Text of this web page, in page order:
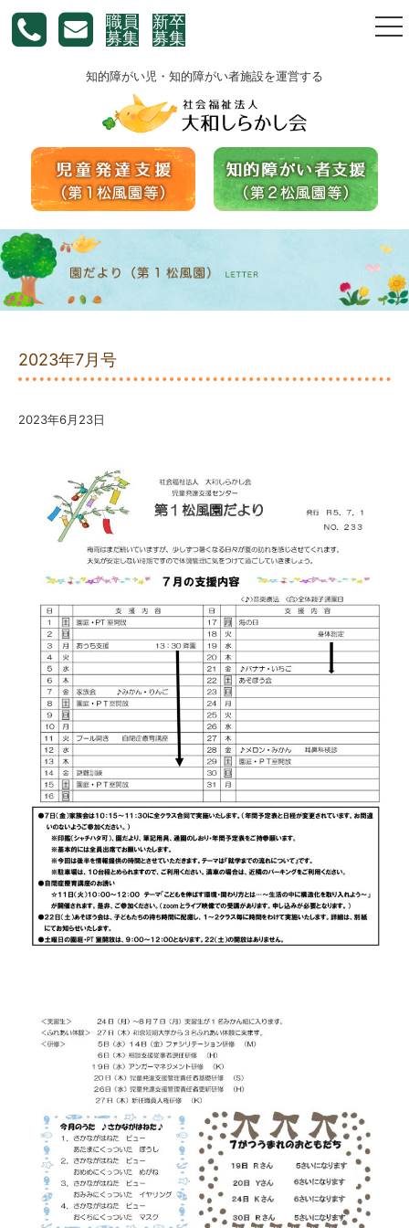
職員
募集
新卒
募集
知的障がい児・知的障がい者施設を運営する
2023年7月号
2023年6月23日